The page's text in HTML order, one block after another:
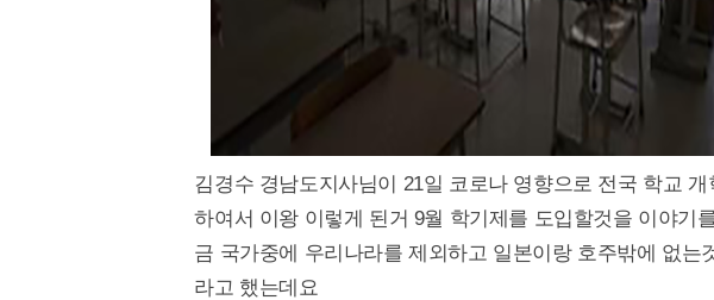
김경수 경남도지사님이 21일 코로나 영향으로 전국 학교
하여서 이왕 이렇게 된거 9월 학기제를 도입할것을 이야기
금 국가중에 우리나라를 제외하고 일본이랑 호주밖에 없는
라고 했는데요